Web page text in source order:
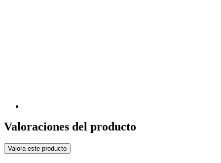
Valoraciones del producto
Valora este producto